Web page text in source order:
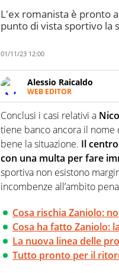
L'ex romanista è pronto
punto di vista sportivo la
01/11/23 12:00
Alessio Raicaldo
WEB EDITOR
Un figlio che si
quale filo conduttore
indaga,
Conclusi i casi relativi a
tiene banco ancora il nome
bene la situazione. Il
con una multa per fare
sportiva non esistono
incombenze all’ambito
Cosa rischia Zaniolo:
Cosa ha fatto Zaniolo:
La nuova linea delle
Tutto pronto per il